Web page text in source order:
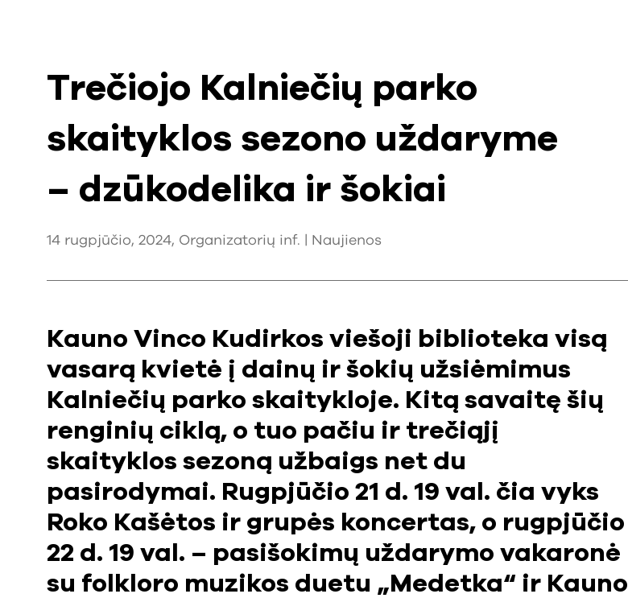
Trečiojo Kalniečių parko
skaityklos sezono uždaryme
– dzūkodelika ir šokiai
14 rugpjūčio, 2024, Organizatorių inf. | Naujienos
Kauno Vinco Kudirkos viešoji biblioteka visą
vasarą kvietė į dainų ir šokių užsiėmimus
Kalniečių parko skaitykloje. Kitą savaitę šių
renginių ciklą, o tuo pačiu ir trečiąjį
skaityklos sezoną užbaigs net du
pasirodymai. Rugpjūčio 21 d. 19 val. čia vyks
Roko Kašėtos ir grupės koncertas, o rugpjūčio
22 d. 19 val. – pasišokimų uždarymo vakaronė
su folkloro muzikos duetu „Medetka“ ir Kauno